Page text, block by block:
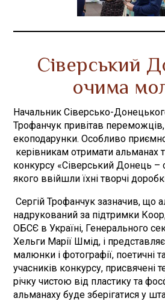
Сіверський
очима
Начальник Сіверсько-
Трофанчук привітав
екоподарунки. Особливо
керівникам отримати альманах
конкурсу «Сіверський Донець –
якого ввійшли їхні творчі
Сергій Трофанчук зазначив, що
надрукований за підтримки
ОБСЄ в Україні, Генерального
Хельги Марії Шмід, і
малюнки і фотографії, поетичні
учасників конкурсу, присвячені
річку чистою від пластику та
альманаху буде зберігатися у